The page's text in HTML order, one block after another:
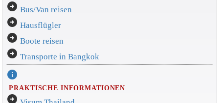
arrow_circle_right Bus/Van reisen
arrow_circle_right Hausflügler
arrow_circle_right Boote reisen
arrow_circle_right Transporte in Bangkok
info
PRAKTISCHE INFORMATIONEN
arrow_circle_right